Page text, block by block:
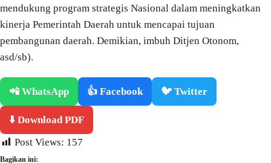
mendukung program strategis Nasional dalam meningkatkan
kinerja Pemerintah Daerah untuk mencapai tujuan
pembangunan daerah. Demikian, imbuh Ditjen Otonom,
asd/sb).
📲 WhatsApp 👍 Facebook 🐦 Twitter
⬇️ Download PDF
Post Views: 157
Bagikan ini: